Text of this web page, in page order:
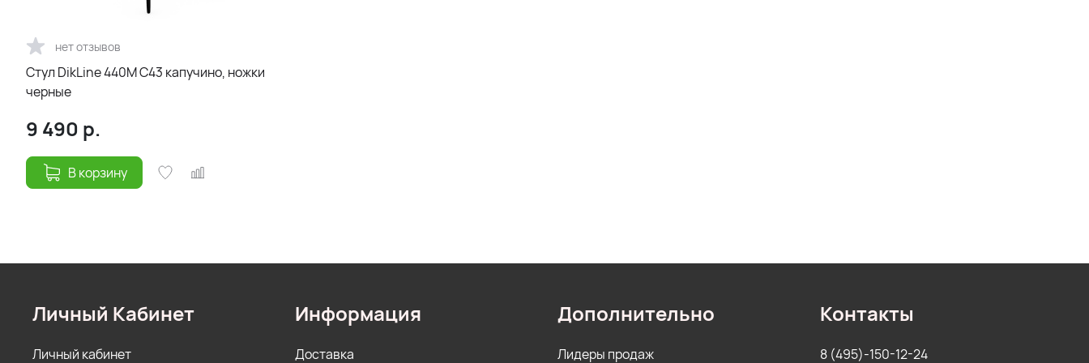
нет отзывов
Стул DikLine 440М C43 капучино, ножки
черные
9 490 р.
В корзину
Личный Кабинет
Личный кабинет
Информация
Доставка
Дополнительно
Лидеры продаж
Контакты
8 (495)-150-12-24